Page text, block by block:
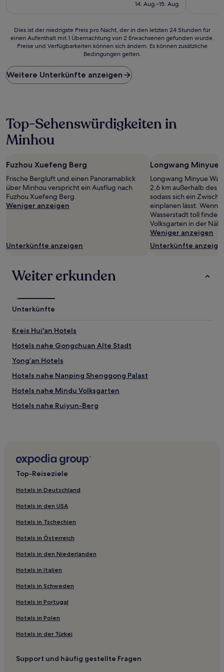
14. Aug.–15. Aug.
Dies
ist
Preis
pro
Nacht,
letzten
24 Stunden
für
einen
mit
von
2 Erwachsenen
gefunden
wurde.
können
Es
können
Bedingungen
gelten.
Dies ist der niedrigste Preis pro Nacht, der in den letzten 24 Stunden für
einen Aufenthalt mit 1 Übernachtung von 2 Erwachsenen gefunden wurde.
Preise und Verfügbarkeiten können sich ändern. Es können zusätzliche
Bedingungen gelten.
Weitere Unterkünfte anzeigen
Top-Sehenswürdigkeiten in
Minhou
Fuzhou Xuefeng Berg
Frische Bergluft und einen Panoramablick
über Minhou verspricht ein Ausflug nach
Fuzhou Xuefeng Berg.
Weniger anzeigen
Unterkünfte anzeigen
Longwang Minyue
Longwang Minyue
2,6 km außerhalb des
sodass sich ein
einplanen lässt. Wenn
Wasserstadt toll
Volksgarten in der
Weniger anzeigen
Unterkünfte
Weiter erkunden
Unterkünfte
Kreis Hui'an Hotels
Hotels nahe Gongchuan Alte Stadt
Yong’an Hotels
Hotels nahe Nanping Shenggong Palast
Hotels nahe Mindu Volksgarten
Hotels nahe Ruiyun-Berg
Hotels nahe Mulan-Quelle
Jinjiang Hotels
Sha Hotels
Taining Hotels
Hotels nahe Xiamei-Alte Stadt
Fujian: Hotels
Stadtbezirk Siming: Hotels
Hotels nahe Sanming Shaxian
Hotels nahe Bahnhof Xiamen Nord
Jiangle Hotels
Jian’ou Hotels
Hotels nahe Wuyi-Gebirge
Shunchang Hotels
Top-Reiseziele
Hotels in Deutschland
Hotels in den USA
Hotels in Tschechien
Hotels in Österreich
Hotels in den Niederlanden
Hotels in Italien
Hotels in Schweden
Hotels in Portugal
Hotels in Polen
Hotels in der Türkei
Support und häufig gestellte Fragen